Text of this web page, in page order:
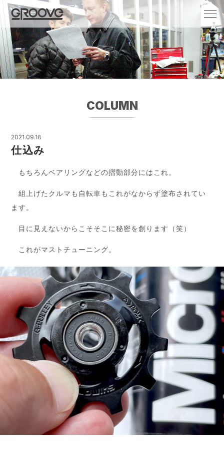
Groove 自転車 カフェ 輸入車・国産車のチ
ューニング/販売
COLUMN
2021.09.18
仕込み
もちろんベアリングなどの摺動部分にはこれ。
組上げたクルマも自転車もこれがなからず塗布されてい
ます。
目に見えないからこそそこに秘密を創ります（笑）
これがマストチューニング。